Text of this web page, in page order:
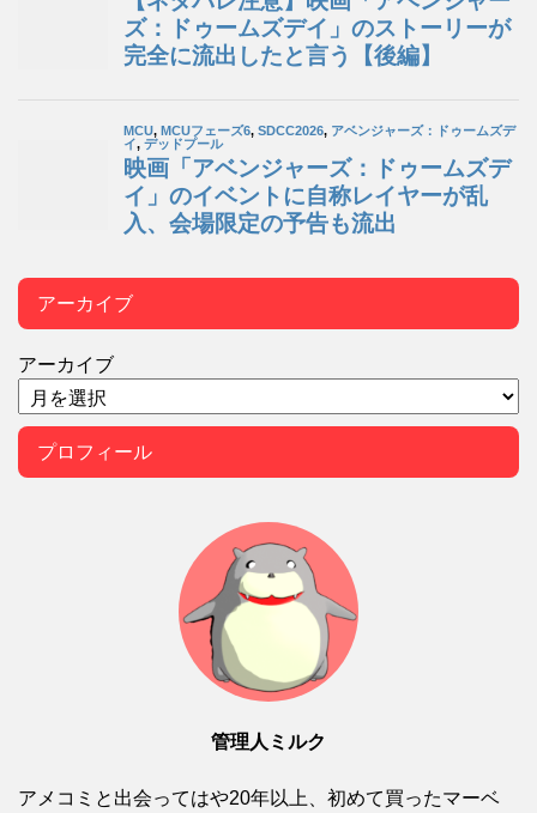
アーカイブ
アーカイブ
プロフィール
管理人ミルク
アメコミと出会ってはや20年以上、初めて買ったマーベ